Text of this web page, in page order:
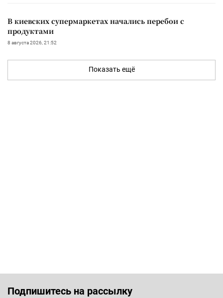
В киевских супермаркетах начались перебои с
продуктами
8 августа 2026, 21:52
Показать ещё
Подпишитесь на рассылку